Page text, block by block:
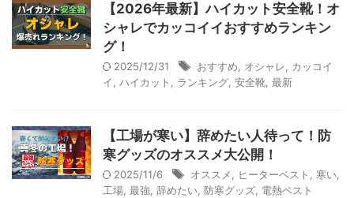
【2026年最新】ハイカット安全靴！オ
シャレでカッコイイおすすめランキン
グ！
2025/12/31 おすすめ, オシャレ, カッコイ
イ, ハイカット , ランキング, 安全靴, 最新
【工場が寒い】辞めたい人待って！防
寒グッズのオススメ大公開！
2025/11/6 オススメ, ヒーターベスト , 寒い,
工場, 最強, 辞めたい, 防寒グッズ, 電熱ベスト